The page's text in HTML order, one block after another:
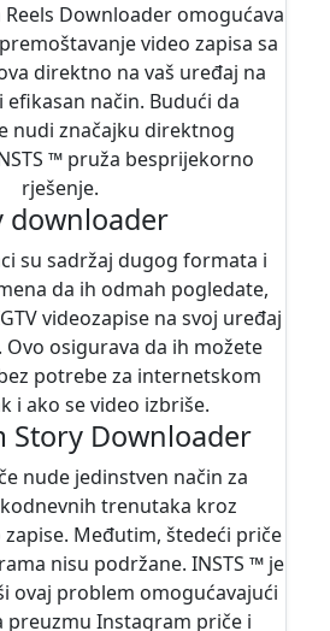
Downloader omogućava
video zapisa sa
direktno na vaš uređaj na
efikasan način. Budući da
nudi značajku direktnog
™ pruža besprijekorno
rješenje.
downloader
su sadržaj dugog formata i
da ih odmah pogledate,
videozapise na svoj uređaj
osigurava da ih možete
potrebe za internetskom
i ako se video izbriše.
Story Downloader
nude jedinstven način za
trenutaka kroz
Međutim, štedeći priče
nisu podržane. INSTS ™ je
ovaj problem omogućavajući
preuzmu Instagram priče i